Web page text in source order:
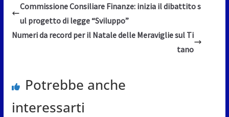
Commissione Consiliare Finanze: inizia il dibattito s
ul progetto di legge “Sviluppo”
Numeri da record per il Natale delle Meraviglie sul Ti
tano
Potrebbe anche
interessarti